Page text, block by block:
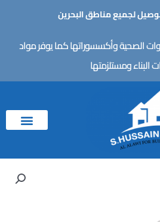
لجميع مناطق البحرين
الصحية وأكسسوراتها كما يوفر مواد
البناء ومستلزمتها